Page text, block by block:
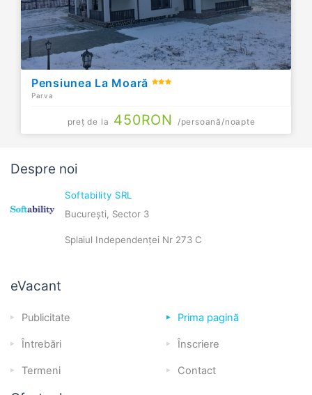
Pensiunea La Moară
Parva
preț de la 450RON /persoană/noapte
Despre noi
Softability SRL
București, Sector 3
Splaiul Independenței Nr 273 C
eVacant
Publicitate Prima pagină
Întrebări Înscriere
Termeni Contact